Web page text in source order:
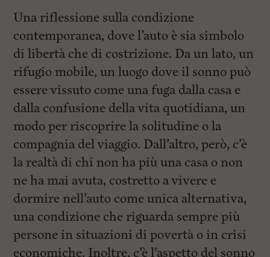
Una riflessione sulla condizione
contemporanea, dove l’auto è sia simbolo
di libertà che di costrizione. Da un lato, un
rifugio mobile, un luogo dove il sonno può
essere vissuto come una fuga dalla casa e
dalla confusione della vita quotidiana, un
modo per riscoprire la solitudine o la
compagnia del viaggio. Dall’altro, però, c’è
la realtà di chi non ha più una casa o non
ne ha mai avuta, costretto a vivere e
dormire nell’auto come unica alternativa,
una condizione che riguarda sempre più
persone in situazioni di povertà o in crisi
economiche. Inoltre, c’è l’aspetto del sonno